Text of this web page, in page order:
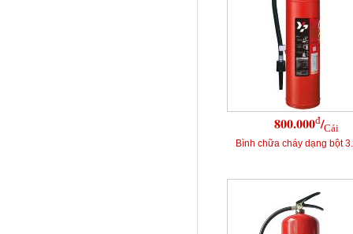
800.000đ/Cái
Bình chữa cháy dạng bột